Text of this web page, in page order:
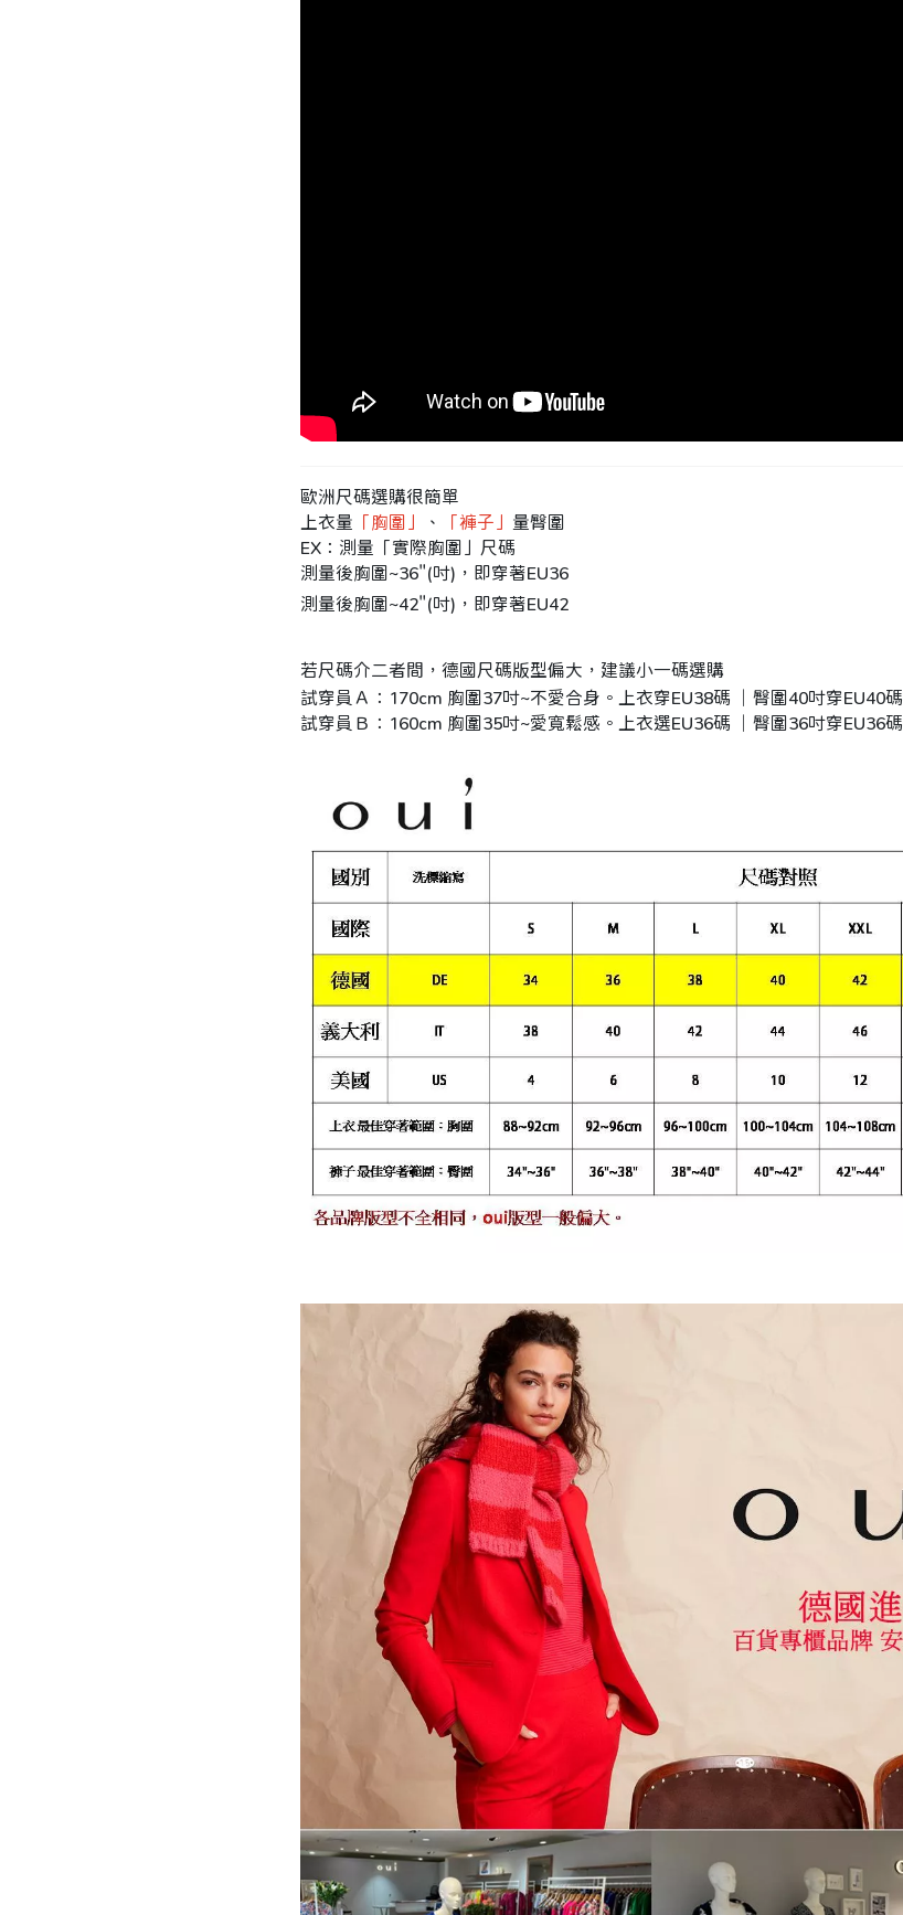
歐洲尺碼選購很簡單
上衣量 「胸圍」 、 「褲子」 量臀圍
EX：測量「實際胸圍」尺碼
測量後胸圍~36"(吋)，即穿著EU36
測量後胸圍~42"(吋)，即穿著EU42
若尺碼介二者間，德國尺碼版型偏大，建議小一碼選購
試穿員Ａ：170cm 胸圍37吋~不愛合身。上衣穿EU38碼 ｜臀圍40吋穿EU40碼
試穿員Ｂ：160cm 胸圍35吋~愛寬鬆感。上衣選EU36碼 ｜臀圍36吋穿EU36碼